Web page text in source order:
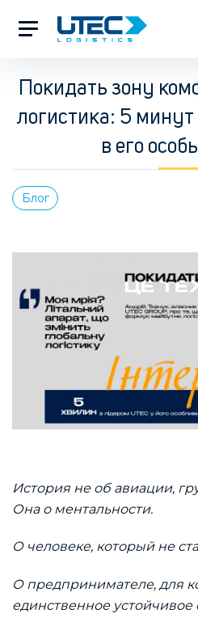
Покидать зону
логистика: 5
в его
Блог
История не об авиации,
Она о ментальности.
О человеке, который не
О предпринимателе, для
единственное устойчивое